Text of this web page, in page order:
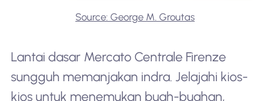
Source: George M. Groutas
Lantai dasar Mercato Centrale Firenze
sungguh memanjakan indra. Jelajahi kios-
kios untuk menemukan buah-buahan,